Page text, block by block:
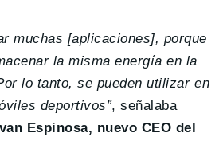
muchas [aplicaciones], porque
la misma energía en la
lo tanto, se pueden utilizar en
deportivos”, señalaba
Espinosa, nuevo CEO del